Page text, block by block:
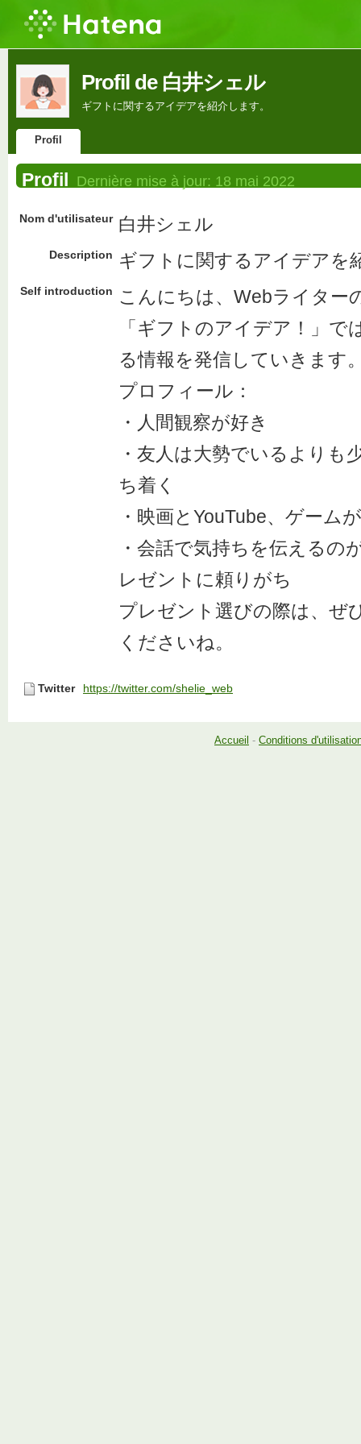
Profil de 白井シェル
ギフトに関するアイデアを紹介します。
Profil
Profil Dernière mise à jour: 18 mai 2022
Nom d'utilisateur 白井シェル
Description ギフトに関するアイデアを
Self introduction
こんにちは、Webライター
「ギフトのアイデア！」で
る情報を発信していきます
プロフィール：
・人間観察が好き
・友人は大勢でいるよりも
ち着く
・映画とYouTube、ゲーム
・会話で気持ちを伝えるの
レゼントに頼りがち
プレゼント選びの際は、ぜ
くださいね。
Twitter https://twitter.com/shelie_web
Accueil - Conditions